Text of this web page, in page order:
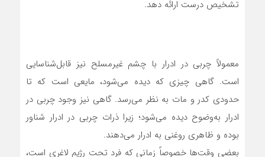
تشخیص درست ارائه دهد.
معمولاً چربی در ادرار با چشم غیرمسلح نیز قابل‌شناسایی
است. گاهی چیزی که دیده می‌شود، مایعی است که تا
حدودی کدر و مات به نظر می‌رسد. گاهی نیز وجود چربی در
ادرار به‌وضوح دیده می‌شود؛ زیرا ذرات چربی در ادرار شناور
بوده و ظاهری روغنی به ادرار می‌دهند.
بعضی وقت‌ها خصوصاً زمانی که فرد تحت رژیم لاغری است،